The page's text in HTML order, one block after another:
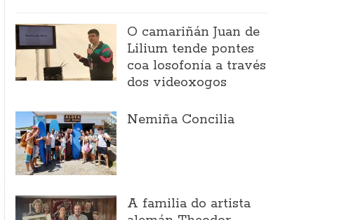
O camariñán Juan de
Lilium tende pontes
coa losofonía a través
dos videoxogos
Nemiña Concilia
A familia do artista